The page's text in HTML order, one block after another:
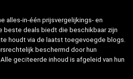
alles-in-één prijsvergelijkings- en
beste deals biedt die beschikbaar zijn
houdt via de laatst toegevoegde blogs.
beschermd door hun
geciteerde inhoud is afgeleid van hun